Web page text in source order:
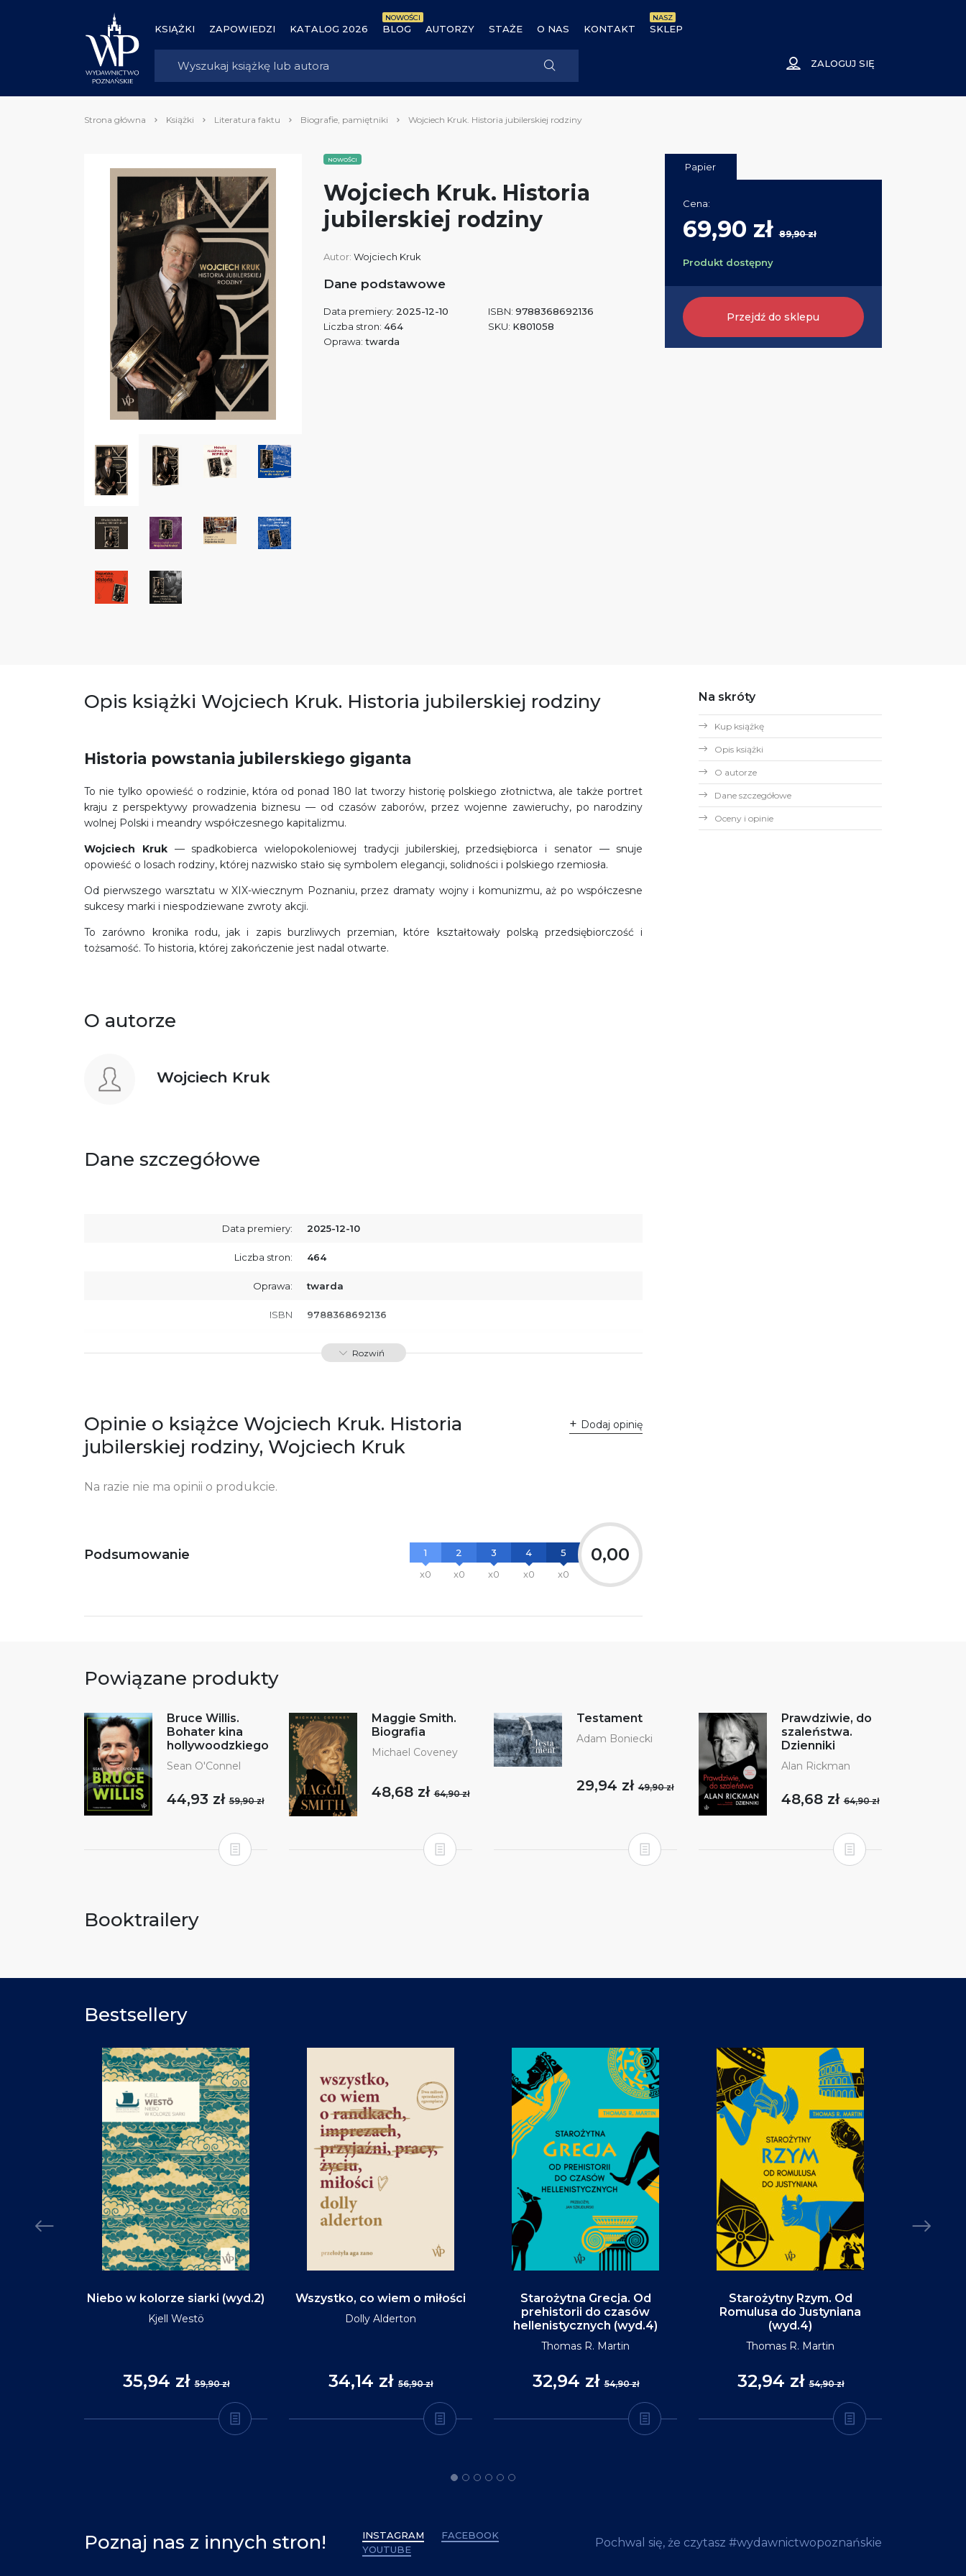
KSIĄŻKI ZAPOWIEDZI KATALOG 2026 BLOG
NOWOŚCI
AUTORZY STAŻE O NAS KONTAKT SKLEP
NASZ
ZALOGUJ SIĘ
Strona główna Książki Literatura faktu Biografie, pamiętniki Wojciech Kruk. Historia jubilerskiej rodziny
NOWOŚCI
Wojciech Kruk. Historia
jubilerskiej rodziny
Autor: Wojciech Kruk
Dane podstawowe
Data premiery: 2025-12-10
Liczba stron: 464
Oprawa: twarda
ISBN: 9788368692136
SKU: K801058
Papier
Cena:
69,90 zł89,90 zł
Produkt dostępny
Przejdź do sklepu
Opis książki Wojciech Kruk. Historia jubilerskiej rodziny
Historia powstania jubilerskiego giganta
To nie tylko opowieść o rodzinie, która od ponad 180 lat tworzy historię polskiego złotnictwa, ale także portret
kraju z perspektywy prowadzenia biznesu — od czasów zaborów, przez wojenne zawieruchy, po narodziny
wolnej Polski i meandry współczesnego kapitalizmu.
Wojciech Kruk— spadkobierca wielopokoleniowej tradycji jubilerskiej, przedsiębiorca i senator — snuje
opowieść o losach rodziny, której nazwisko stało się symbolem elegancji, solidności i polskiego rzemiosła.
Od pierwszego warsztatu w XIX-wiecznym Poznaniu, przez dramaty wojny i komunizmu, aż po współczesne
sukcesy marki i niespodziewane zwroty akcji.
To zarówno kronika rodu, jak i zapis burzliwych przemian, które kształtowały polską przedsiębiorczość i
tożsamość. To historia, której zakończenie jest nadal otwarte.
O autorze
Wojciech Kruk
Dane szczegółowe
Data premiery: 2025-12-10
Liczba stron: 464
Oprawa: twarda
ISBN 9788368692136
K801058
Rozwiń
Opinie o książce Wojciech Kruk. Historia
jubilerskiej rodziny, Wojciech Kruk
Dodaj opinię
Na razie nie ma opinii o produkcie.
Podsumowanie
1
x0
2
x0
3
x0
4
x0
5
x0
0,00
Na skróty
Kup książkę
Opis książki
O autorze
Dane szczegółowe
Oceny i opinie
Powiązane produkty
Bruce Willis.
Bohater kina
hollywoodzkiego
Sean O'Connel
44,93 zł59,90 zł
Maggie Smith.
Biografia
Michael Coveney
48,68 zł64,90 zł
Testament
Adam Boniecki
29,94 zł49,90 zł
Prawdziwie, do
szaleństwa.
Dzienniki
Alan Rickman
48,68 zł64,90 zł
Booktrailery
Bestsellery
Niebo w kolorze siarki (wyd.2)
Kjell Westö
35,94 zł59,90 zł
Wszystko, co wiem o miłości
Dolly Alderton
34,14 zł 56,90 zł
Starożytna Grecja. Od
prehistorii do czasów
hellenistycznych (wyd.4)
Thomas R. Martin
32,94 zł54,90 zł
Starożytny Rzym. Od
Romulusa do Justyniana
(wyd.4)
Thomas R. Martin
32,94 zł54,90 zł
Poznaj nas z innych stron! INSTAGRAM
FACEBOOK
YOUTUBE
Pochwal się, że czytasz #wydawnictwopoznańskie